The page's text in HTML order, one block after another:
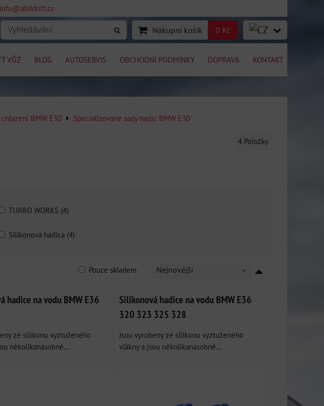
info@all4drift.cz
Nákupní košík 0 Kč
VŮZ BLOG AUTOSERVIS OBCHODNÍ PODMÍNKY DOPRAVA KONTAKT
BMW E30 Specializované sady hadic BMW E30
4 Položky
TURBO WORKS (4)
Silikonová hadica (4)
Nejnovější
Pouze skladem
hadice na vodu BMW E36
ze silikonu vyztuženého
několikanásobně...
Silikonová hadice na vodu BMW E36
320 323 325 328
Jsou vyrobeny ze silikonu vyztuženého
vlákny a jsou několikanásobně...